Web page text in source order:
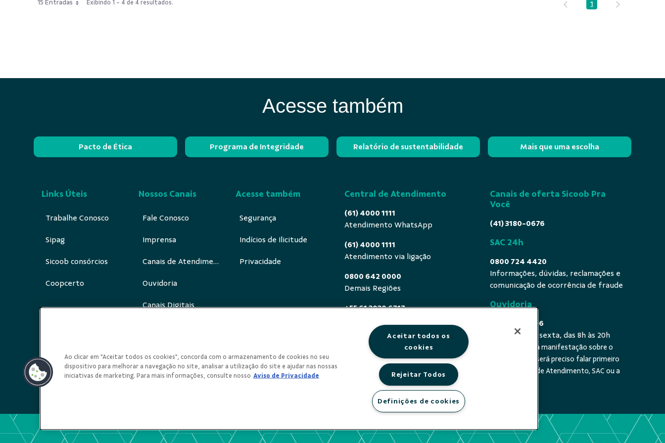
15 Entradas Exibindo 1 - 4 de 4 resultados. Página
1
Acesse também
Pacto de Ética Programa de Integridade Relatório de sustentabilidade Mais que uma escolha
Links Úteis
Trabalhe Conosco
Sipag
Sicoob consórcios
Coopcerto
Nossos Canais
Fale Conosco
Imprensa
Canais de Atendimento
Ouvidoria
Canais Digitais
Acesse também
Segurança
Indícios de Ilicitude
Privacidade
Redes Sociais
Central de Atendimento
(61) 4000 1111
Atendimento WhatsApp
(61) 4000 1111
Atendimento via ligação
0800 642 0000
Demais Regiões
+55 61 3030 6717
0800 940 0458
Deficientes auditivos ou de fala - De
segunda a sexta, das 8h às 20h
Canais de oferta Sicoob Pra
Você
(41) 3180-0676
SAC 24h
0800 724 4420
Informações, dúvidas, reclamações e
comunicação de ocorrência de fraude
Ouvidoria
0800 725 0996
De segunda a sexta, das 8h às 20h
É a sua primeira manifestação sobre o
tema? Se sim, será preciso falar primeiro
com a Central de Atendimento, SAC ou a
Ao clicar em "Aceitar todos os cookies", concorda com o armazenamento de cookies no seu
dispositivo para melhorar a navegação no site, analisar a utilização do site e ajudar nas nossas
iniciativas de marketing. Para mais informações, consulte nosso Aviso de Privacidade
Aceitar todos os
cookies
Rejeitar Todos
Definições de cookies